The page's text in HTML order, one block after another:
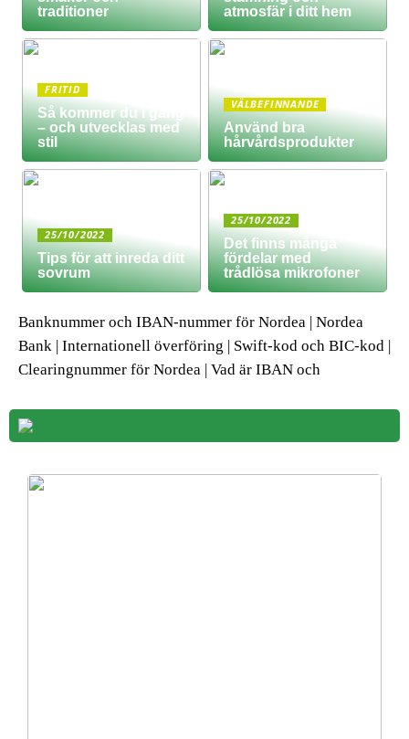
traditioner
atmosfär i ditt hem
FRITID
Så kommer du i gång
– och utvecklas med
stil
VÄLBEFINNANDE
Använd bra
hårvårdsprodukter
25/10/2022
Tips för att inreda ditt
sovrum
25/10/2022
Det finns många
fördelar med
trådlösa mikrofoner
Banknummer och IBAN-nummer för Nordea | Nordea
Bank | Internationell överföring | Swift-kod och BIC-kod |
Clearingnummer för Nordea | Vad är IBAN och